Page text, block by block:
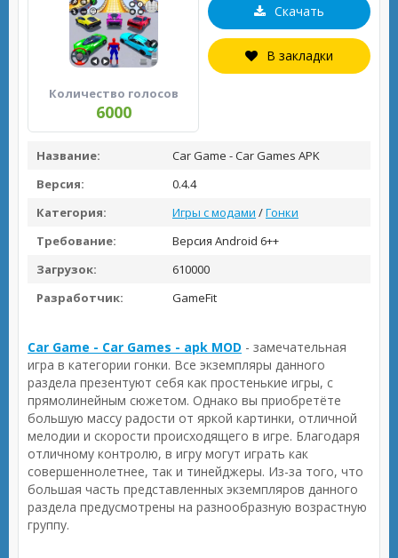
Количество голосов
6000
Скачать
В закладки
Название:
Car Game - Car Games APK
Версия:
0.4.4
Категория:
Игры с модами /Гонки
Требование:
Версия Android 6++
Загрузок:
610000
Разработчик:
GameFit
Car Game - Car Games - apk MOD - замечательная
игра в категории гонки. Все экземпляры данного
раздела презентуют себя как простенькие игры, с
прямолинейным сюжетом. Однако вы приобретёте
большую массу радости от яркой картинки, отличной
мелодии и скорости происходящего в игре. Благодаря
отличному контролю, в игру могут играть как
совершеннолетнее, так и тинейджеры. Из-за того, что
большая часть представленных экземпляров данного
раздела предусмотрены на разнообразную возрастную
группу.